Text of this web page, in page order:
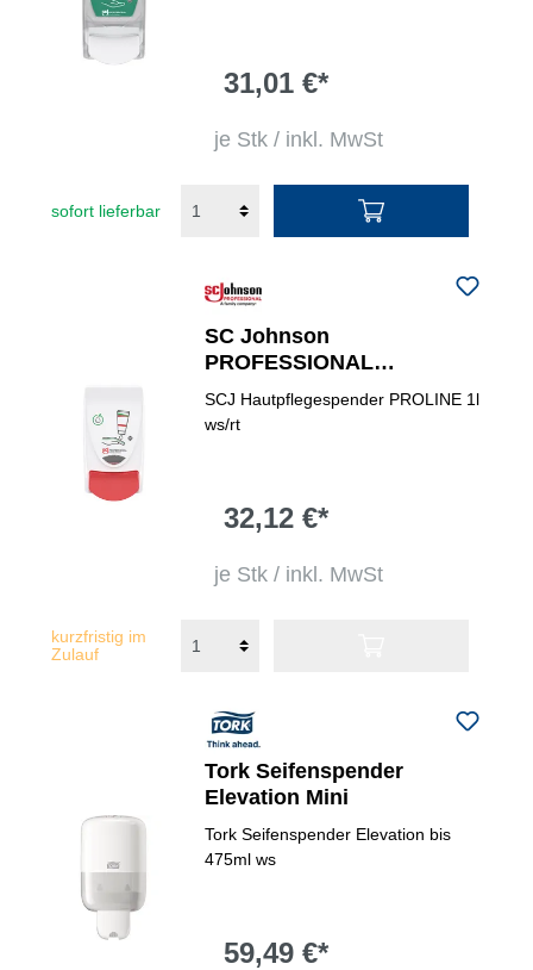
31,01 €*
je Stk / inkl. MwSt
sofort lieferbar
SC Johnson
PROFESSIONAL
Hautpflegespender
PROLINE
SCJ Hautpflegespender PROLINE 1l
ws/rt
32,12 €*
je Stk / inkl. MwSt
kurzfristig im
Zulauf
Tork Seifenspender
Elevation Mini
Tork Seifenspender Elevation bis
475ml ws
59,49 €*